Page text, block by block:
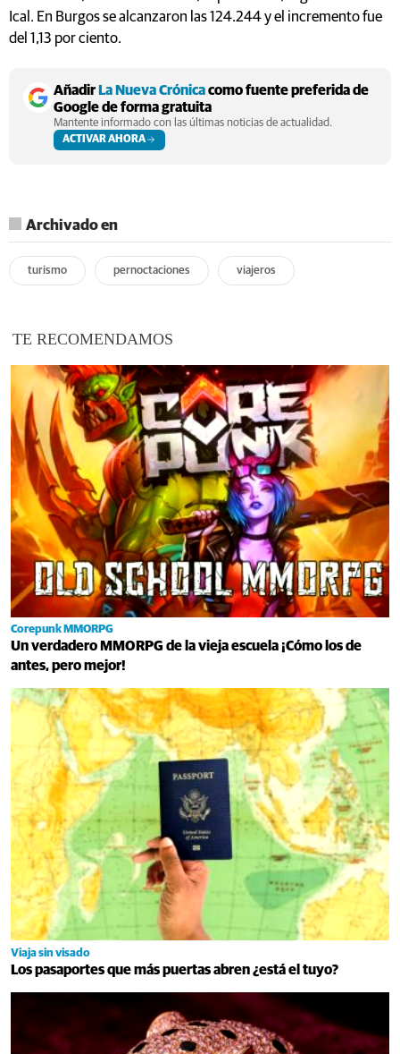
Ical. En Burgos se alcanzaron las 124.244 y el incremento fue
del 1,13 por ciento.
AñadirLa Nueva Crónicacomo fuente preferida de
Google de forma gratuita
Mantente informado con las últimas noticias de actualidad.
ACTIVAR AHORA
Archivado en
turismo pernoctaciones viajeros
TE RECOMENDAMOS
Corepunk MMORPG
Un verdadero MMORPG de la vieja escuela ¡Cómo los de
antes, pero mejor!
Viaja sin visado
Los pasaportes que más puertas abren ¿está el tuyo?